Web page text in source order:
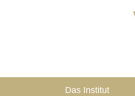
Das Institut